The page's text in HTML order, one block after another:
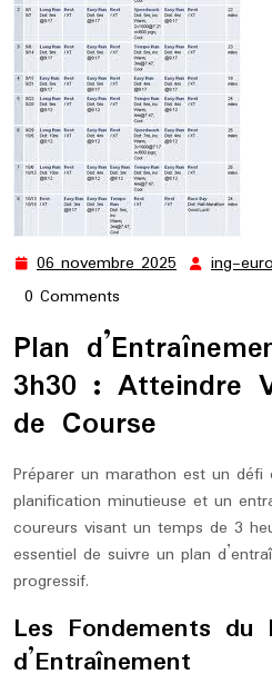
06 novembre 2025 06 ing-
0 Comments
Plan
3h30 : Atteindre
de Course
Préparer un marathon est un défi
planification minutieuse et un
coureurs visant un temps de 3
essentiel de suivre un plan
progressif.
Les Fondements du
d’Entraînement